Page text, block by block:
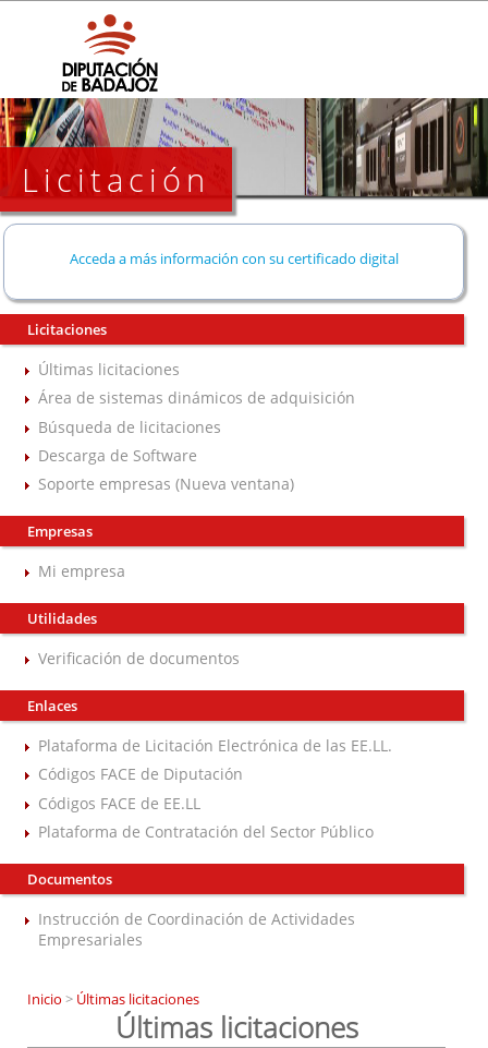
Licitación
Acceda a más información con su certificado digital
Licitaciones
Últimas licitaciones
Área de sistemas dinámicos de adquisición
Búsqueda de licitaciones
Descarga de Software
Soporte empresas (Nueva ventana)
Empresas
Mi empresa
Utilidades
Verificación de documentos
Enlaces
Plataforma de Licitación Electrónica de las EE.LL.
Códigos FACE de Diputación
Códigos FACE de EE.LL
Plataforma de Contratación del Sector Público
Documentos
Instrucción de Coordinación de Actividades
Empresariales
Inicio > Últimas licitaciones
Últimas licitaciones